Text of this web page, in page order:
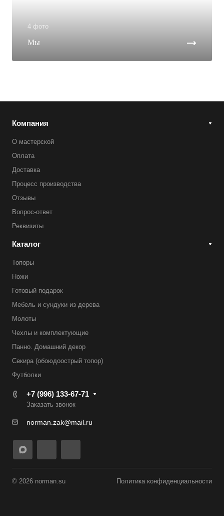
4 фото
Мы
Компания
О мастерской
Оплата
Доставка
Процесс производства
Отзывы
Вопрос-ответ
Реквизиты
Каталог
Топоры
Ножи
Готовый подарок
Мебель и сундуки из дерева
Молоты
Чехлы и комплектующие
Панно. Домашний декор
Секира (обоюдоострый топор)
Футболки
+7 (996) 133-67-71
Заказать звонок
norman.zak@mail.ru
© 2026 norman.su Политика конфиденциальности